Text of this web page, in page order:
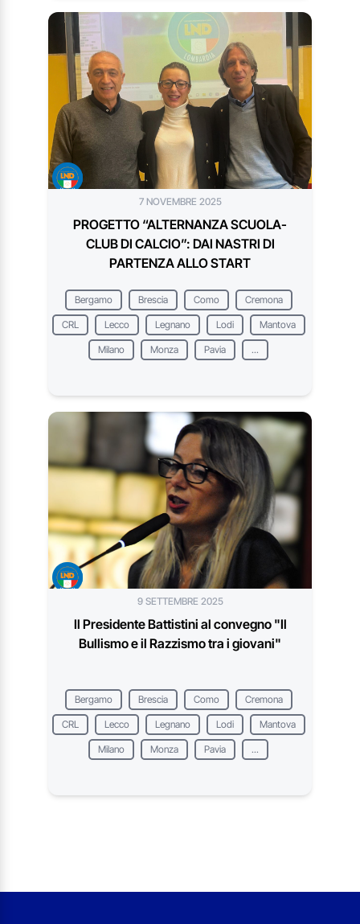
7 NOVEMBRE 2025
PROGETTO “ALTERNANZA SCUOLA-
CLUB DI CALCIO”: DAI NASTRI DI
PARTENZA ALLO START
Bergamo Brescia Como Cremona
CRL Lecco Legnano Lodi Mantova
Milano Monza Pavia ...
9 SETTEMBRE 2025
Il Presidente Battistini al convegno "Il
Bullismo e il Razzismo tra i giovani"
Bergamo Brescia Como Cremona
CRL Lecco Legnano Lodi Mantova
Milano Monza Pavia ...